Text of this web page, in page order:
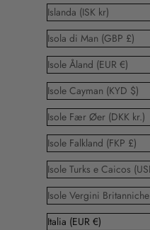
Islanda (ISK kr)
Isola di Man (GBP £)
Isole Åland (EUR €)
Isole Cayman (KYD $)
Isole Fær Øer (DKK kr.)
Isole Falkland (FKP £)
Italia (EUR €)